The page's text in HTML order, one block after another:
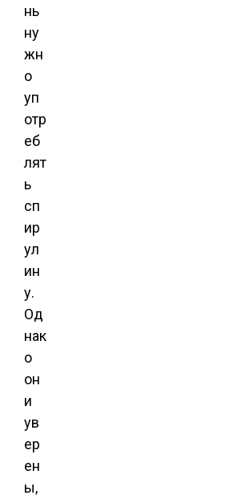
нь
ну
жн
о
уп
отр
еб
лят
ь
сп
ир
ул
ин
у.
Од
нак
о
он
и
ув
ер
ен
ы,